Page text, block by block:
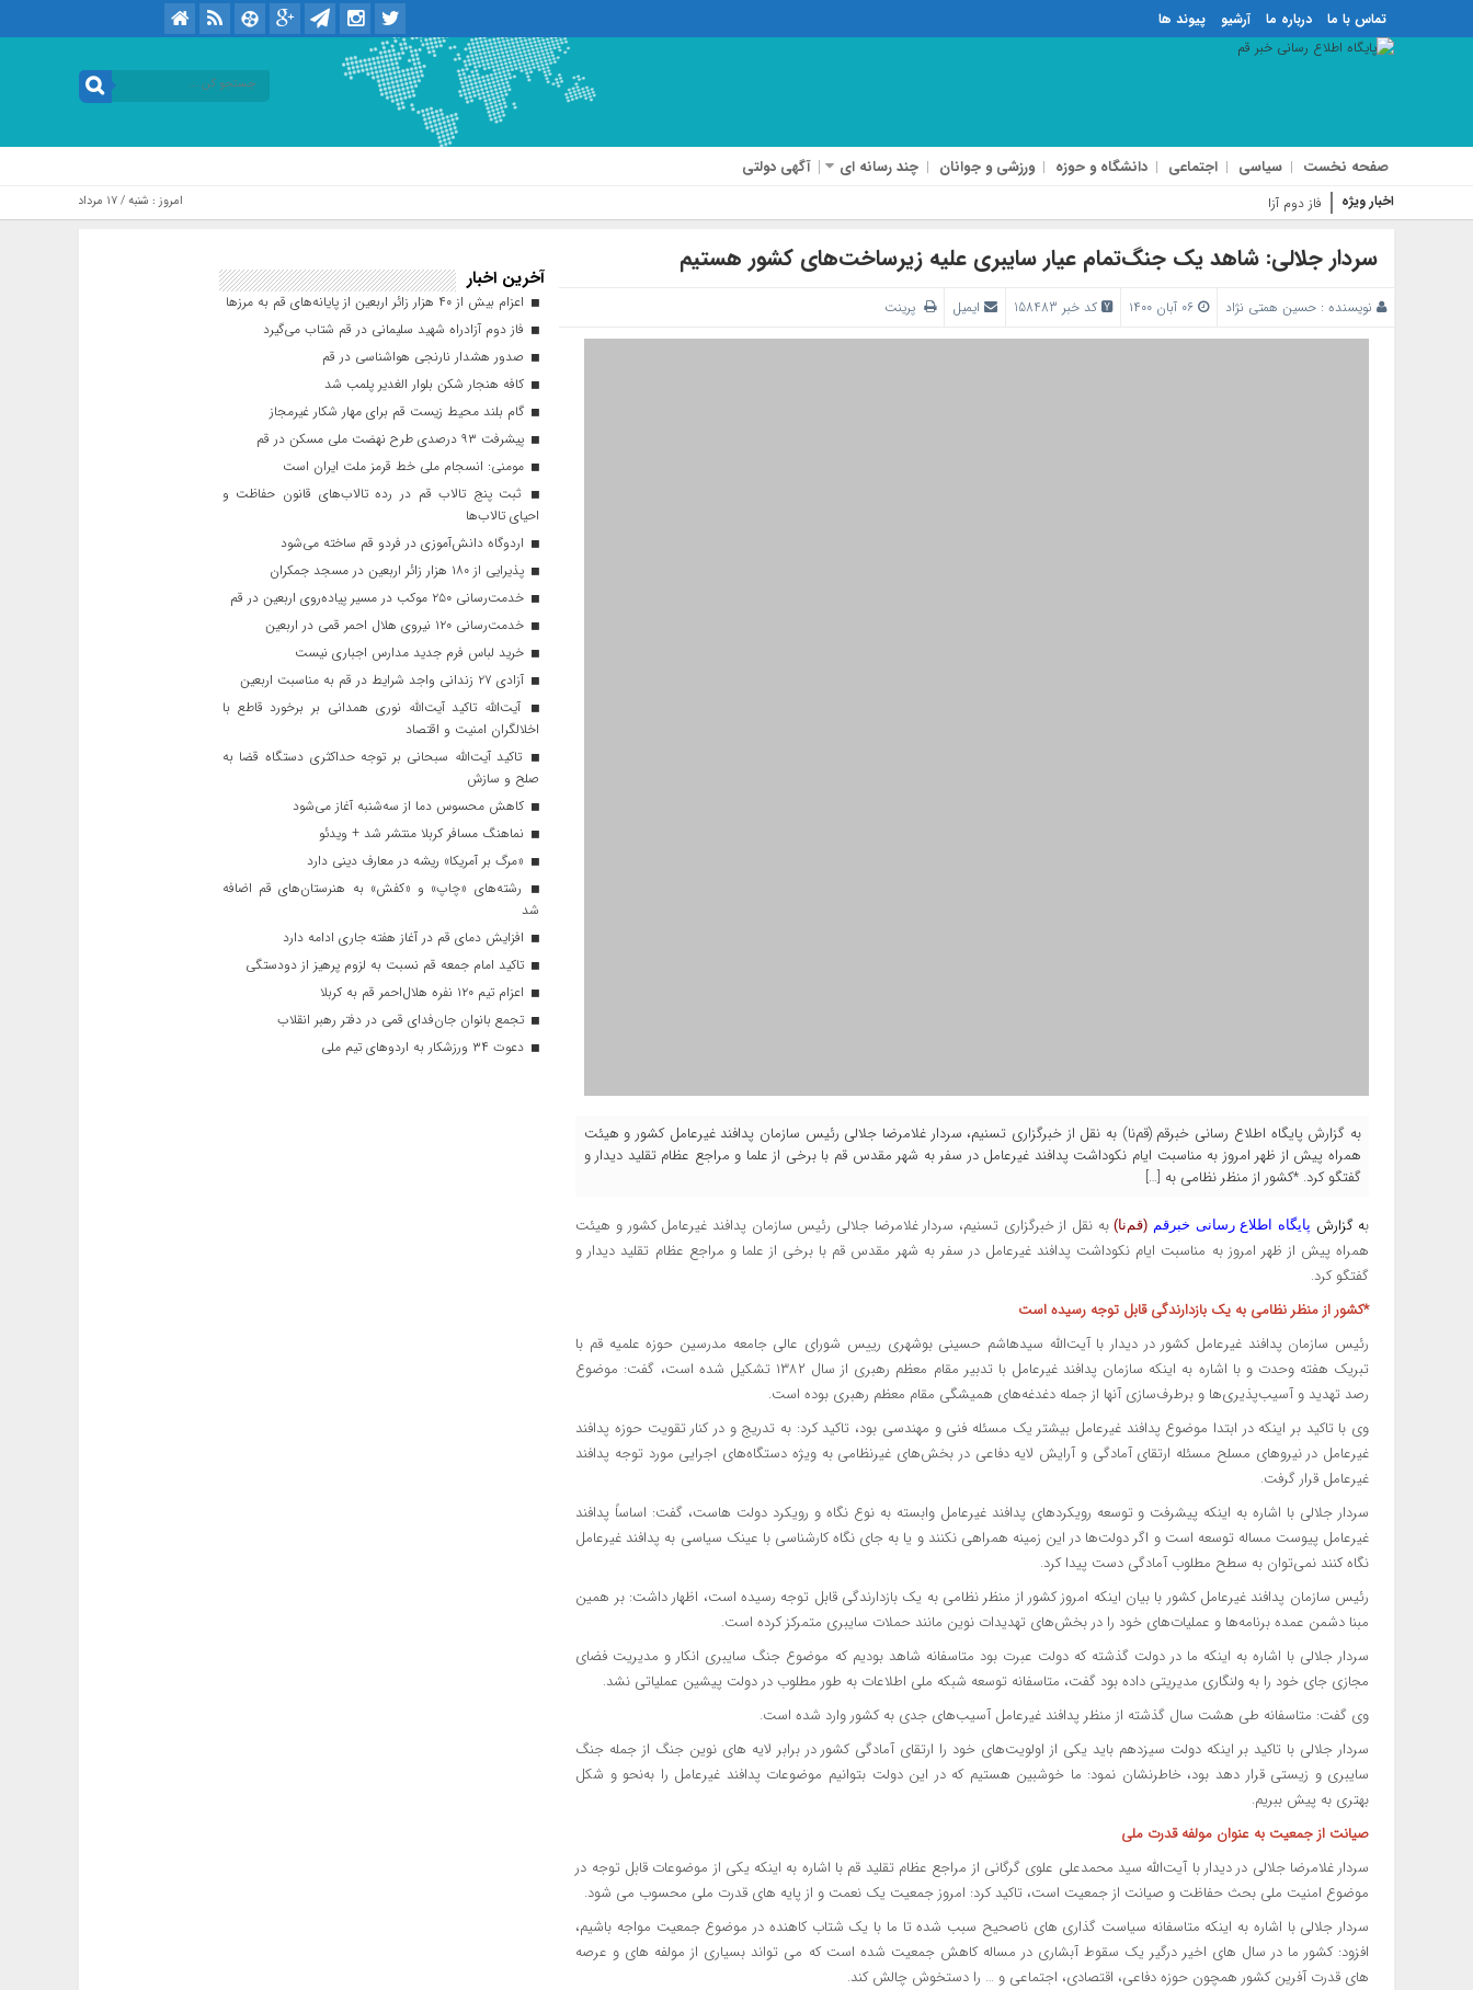
تماس با ما درباره ما آرشیو پیوند ها
صفحه نخست سیاسی اجتماعی دانشگاه و حوزه ورزشی و جوانان چند رسانه ای آگهی دولتی
اخبار ویژه فاز دوم آزادراه شهید سلیمانی در قم ش امروز : شنبه / ۱۷ مرداد / ۱۴۰۵ .::. برابر با : Saturday, 8 August , 2026
سردار جلالی: ‌شاهد یک جنگ‌تمام عیار سایبری علیه زیرساخت‌های کشور‌ هستیم‌
نویسنده : حسین همتی نژاد کد خبر 158483 ایمیل پرینت
به گزارش پایگاه اطلاع رسانی خبرقم (قم‌نا) به نقل از خبرگزاری تسنیم، ‌سردار غلامرضا جلالی رئیس سازمان پدافند غیرعامل کشور و هیئت
همراه پیش از ظهر امروز به مناسبت ایام نکوداشت پدافند غیرعامل در سفر به شهر مقدس قم با برخی از علما و مراجع عظام تقلید دیدار و
گفتگو کرد. *کشور از منظر نظامی به […]
به گزارش پایگاه اطلاع رسانی خبرقم (قم‌نا) به نقل از خبرگزاری تسنیم، ‌سردار غلامرضا جلالی رئیس سازمان پدافند غیرعامل کشور و هیئت
همراه پیش از ظهر امروز به مناسبت ایام نکوداشت پدافند غیرعامل در سفر به شهر مقدس قم با برخی از علما و مراجع عظام تقلید دیدار و
گفتگو کرد.
*کشور از منظر نظامی به یک بازدارندگی قابل توجه رسیده است
رئیس سازمان پدافند غیرعامل کشور در دیدار با آیت‌الله سیدهاشم حسینی بوشهری رییس شورای عالی جامعه مدرسین حوزه علمیه قم با
تبریک هفته وحدت و با اشاره به اینکه سازمان پدافند غیرعامل با تدبیر مقام معظم رهبری از سال ۱۳۸۲ تشکیل شده است، گفت: موضوع
رصد تهدید و آسیب‌پذیری‌ها و برطرف‌سازی آنها از جمله دغدغه‌های همیشگی مقام معظم رهبری بوده است.
وی با تاکید بر اینکه در ابتدا موضوع پدافند غیرعامل بیشتر یک مسئله فنی و مهندسی بود، تاکید کرد: به تدریج و در کنار تقویت حوزه پدافند
غیرعامل در نیروهای مسلح مسئله ارتقای آمادگی و آرایش لایه دفاعی در بخش‌های غیرنظامی به ویژه دستگاه‌های اجرایی مورد توجه پدافند
غیرعامل قرار گرفت.
سردار جلالی با اشاره به اینکه پیشرفت و توسعه رویکردهای پدافند غیرعامل وابسته به نوع نگاه و رویکرد دولت هاست، گفت: اساساً پدافند
غیرعامل پیوست مساله توسعه است و اگر دولت‌ها در این زمینه همراهی نکنند و یا به جای نگاه کارشناسی با عینک سیاسی به پدافند غیرعامل
نگاه کنند نمی‌توان به سطح مطلوب آمادگی دست پیدا کرد.
رئیس سازمان پدافند غیرعامل کشور با بیان اینکه امروز کشور از منظر نظامی به یک بازدارندگی قابل توجه رسیده است، اظهار داشت: بر همین
مبنا دشمن عمده برنامه‌ها و عملیات‌های خود را در بخش‌های تهدیدات نوین مانند حملات سایبری متمرکز کرده است.
سردار جلالی با اشاره به اینکه ما در دولت گذشته که دولت عبرت بود متاسفانه شاهد بودیم که موضوع جنگ سایبری انکار و مدیریت فضای
مجازی جای خود را به ولنگاری مدیریتی داده بود گفت، متاسفانه توسعه شبکه ملی اطلاعات به طور مطلوب در دولت پیشین عملیاتی نشد.
وی گفت: متاسفانه طی هشت سال گذشته از منظر پدافند غیرعامل آسیب‌های جدی به کشور وارد شده است.
سردار جلالی با تاکید بر اینکه دولت سیزدهم باید یکی از اولویت‌های خود را ارتقای آمادگی کشور در برابر لایه های نوین جنگ از جمله جنگ
سایبری و زیستی قرار دهد بود، خاطرنشان نمود: ما خوشبین هستیم که در این دولت بتوانیم موضوعات پدافند غیرعامل را به‌نحو و شکل
بهتری به پیش ببریم.
صیانت از جمعیت به عنوان مولفه قدرت ملی
سردار غلامرضا جلالی ‌در دیدار با آیت‌الله سید محمدعلی علوی گرگانی از مراجع عظام تقلید قم با اشاره به اینکه یکی از موضوعات قابل توجه در
موضوع امنیت ملی بحث حفاظت و صیانت از جمعیت است، تاکید کرد: امروز جمعیت یک نعمت و از پایه های قدرت ملی محسوب می شود.
سردار جلالی با اشاره به اینکه متاسفانه سیاست گذاری های ناصحیح سبب شده تا ما با یک شتاب کاهنده در موضوع جمعیت مواجه باشیم،
افزود: کشور ما در سال های اخیر درگیر یک سقوط آبشاری در مساله کاهش جمعیت شده است که می تواند بسیاری از مولفه های و عرصه
های قدرت آفرین کشور همچون حوزه دفاعی، اقتصادی، اجتماعی و … را دستخوش چالش کند.
آخرین اخبار
اعزام بیش از ۴۰ هزار زائر اربعین از پایانه‌های قم به مرزها
فاز دوم آزادراه شهید سلیمانی در قم شتاب می‌گیرد
صدور هشدار نارنجی هواشناسی در قم
کافه هنجار شکن بلوار الغدیر پلمب شد
گام بلند محیط زیست قم برای مهار شکار غیرمجاز
پیشرفت ۹۳ درصدی طرح نهضت ملی مسکن در قم
مومنی: انسجام ملی خط قرمز ملت ایران است
ثبت پنج تالاب قم در رده تالاب‌های قانون حفاظت و
احیای تالاب‌ها
اردوگاه دانش‌آموزی در فردو قم ساخته می‌شود
پذیرایی از ۱۸۰ هزار زائر اربعین در مسجد جمکران
خدمت‌رسانی ۲۵۰ موکب در مسیر پیاده‌روی اربعین در قم
خدمت‌رسانی ۱۲۰ نیروی هلال احمر قمی در اربعین
خرید لباس فرم جدید مدارس اجباری نیست
آزادی ۲۷ زندانی واجد شرایط در قم به مناسبت اربعین
آیت‌الله تاکید آیت‌الله نوری همدانی بر برخورد قاطع با
اخلالگران امنیت و اقتصاد
تاکید آیت‌الله‌ سبحانی بر توجه حداکثری دستگاه قضا به
صلح و سازش
کاهش محسوس دما از سه‌شنبه آغاز می‌شود
نماهنگ مسافر کربلا منتشر شد + ویدئو
«مرگ بر آمریکا» ریشه در معارف دینی دارد
رشته‌های «چاپ» و «کفش» به هنرستان‌های قم اضافه
شد
افزایش دمای قم در آغاز هفته جاری ادامه دارد
تاکید امام جمعه قم نسبت به لزوم پرهیز از دودستگی
اعزام تیم ۱۲۰ نفره هلال‌احمر قم به کربلا
تجمع بانوان جان‌فدای قمی در دفتر رهبر انقلاب
دعوت ۳۴ ورزشکار به اردوهای تیم ملی